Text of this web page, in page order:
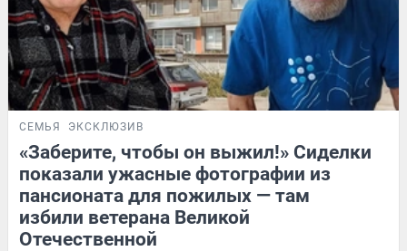
СЕМЬЯ ЭКСКЛЮЗИВ
«Заберите, чтобы он выжил!» Сиделки
показали ужасные фотографии из
пансионата для пожилых — там
избили ветерана Великой
Отечественной